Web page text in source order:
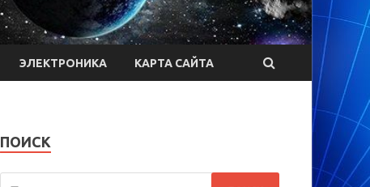
ЭЛЕКТРОНИКА КАРТА САЙТА
ПОИСК